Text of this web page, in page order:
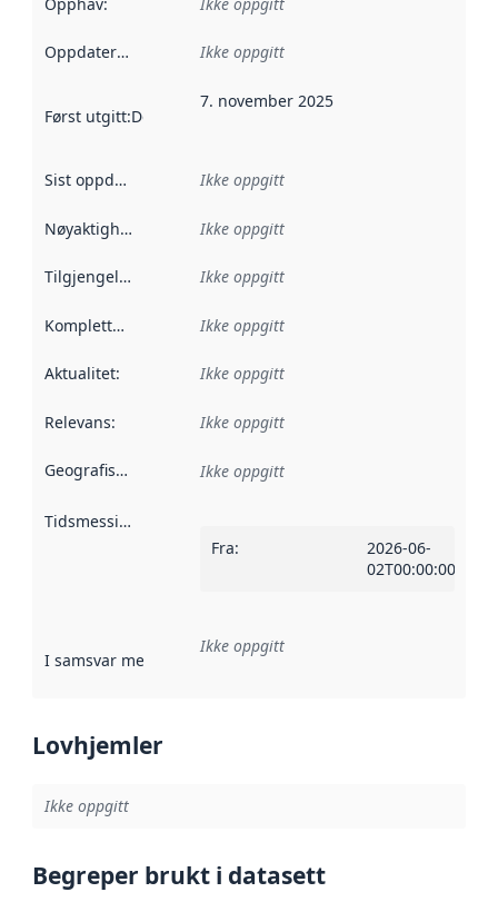
Oppdateringsfrekvens :
Ikke oppgitt
Først utgitt:Denne datoen sier når dataene i dette
7. november 2025
Sist oppdatert Ikke oppgitt
Nøyaktighet Ikke oppgitt
Tilgjengelighet Ikke oppgitt
Kompletthet Ikke oppgitt
Aktualitet: Ikke oppgitt
Relevans: Ikke oppgitt
Geografisk avgrensning :
Ikke oppgitt
Tidsmessig avgrensning
Fra:
2026-06-
02T00:00:00Z
I samsvar med Referanse til en implementasjonsregel
Ikke oppgitt
Lovhjemler
Ikke oppgitt
Begreper brukt i datasett